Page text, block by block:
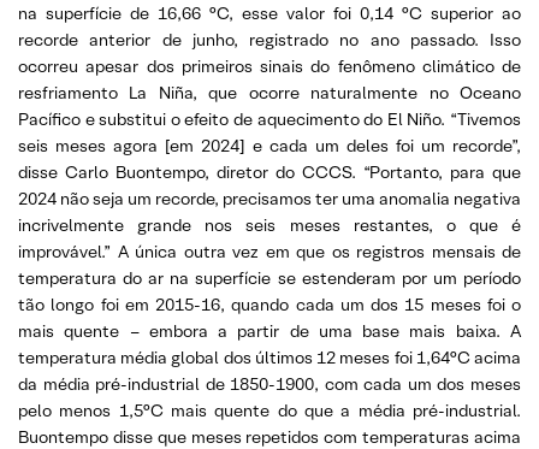
na superfície de 16,66 °C, esse valor foi 0,14 °C superior ao
recorde anterior de junho, registrado no ano passado. Isso
ocorreu apesar dos primeiros sinais do fenômeno climático de
resfriamento La Niña, que ocorre naturalmente no Oceano
Pacífico e substitui o efeito de aquecimento do El Niño. “Tivemos
seis meses agora [em 2024] e cada um deles foi um recorde”,
disse Carlo Buontempo, diretor do CCCS. “Portanto, para que
2024 não seja um recorde, precisamos ter uma anomalia negativa
incrivelmente grande nos seis meses restantes, o que é
improvável.” A única outra vez em que os registros mensais de
temperatura do ar na superfície se estenderam por um período
tão longo foi em 2015-16, quando cada um dos 15 meses foi o
mais quente – embora a partir de uma base mais baixa. A
temperatura média global dos últimos 12 meses foi 1,64°C acima
da média pré-industrial de 1850-1900, com cada um dos meses
pelo menos 1,5°C mais quente do que a média pré-industrial.
Buontempo disse que meses repetidos com temperaturas acima